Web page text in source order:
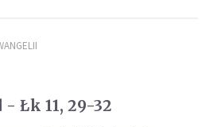
Łk 11, 29-32